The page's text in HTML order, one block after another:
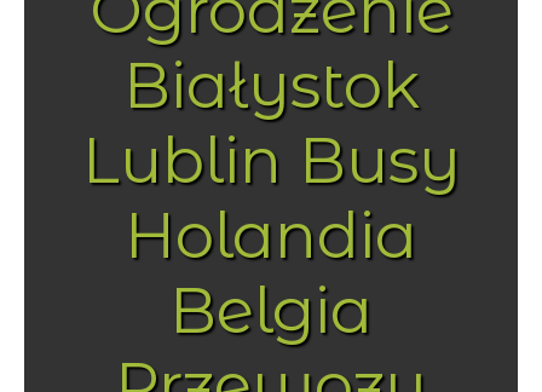
Białystok
Lublin Busy
Holandia
Belgia